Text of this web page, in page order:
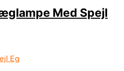
Med Spejl